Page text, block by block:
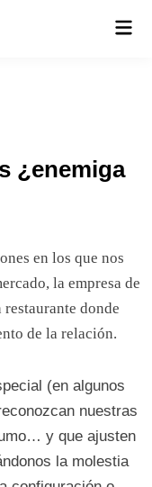
¿enemiga
en los que nos
la empresa de
donde
de la relación.
(en algunos
nuestras
y que ajusten
la molestia